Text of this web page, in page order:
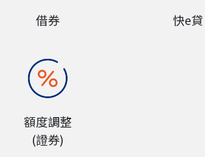
借券 快e貸
額度調整
(證券)